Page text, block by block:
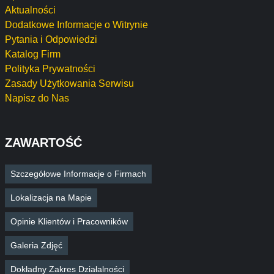
Aktualności
Dodatkowe Informacje o Witrynie
Pytania i Odpowiedzi
Katalog Firm
Polityka Prywatności
Zasady Użytkowania Serwisu
Napisz do Nas
ZAWARTOŚĆ
Szczegółowe Informacje o Firmach
Lokalizacja na Mapie
Opinie Klientów i Pracowników
Galeria Zdjęć
Dokładny Zakres Działalności